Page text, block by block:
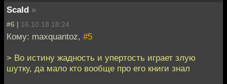
Scald »
#6 | 16.10.18 18:24
Кому: maxquantoz, #5
> Во истину жадность и упертость играет злую
шутку, да мало кто вообще про его книги знал